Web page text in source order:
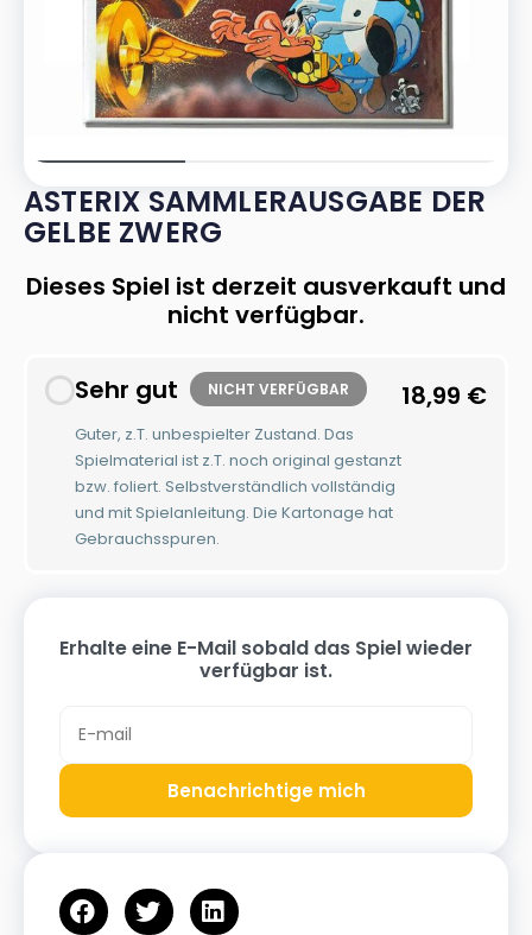
ASTERIX SAMMLERAUSGABE DER
GELBE ZWERG
Dieses Spiel ist derzeit ausverkauft und
nicht verfügbar.
Sehr gut NICHT VERFÜGBAR
Guter, z.T. unbespielter Zustand. Das
Spielmaterial ist z.T. noch original gestanzt
bzw. foliert. Selbstverständlich vollständig
und mit Spielanleitung. Die Kartonage hat
Gebrauchsspuren.
18,99 €
Erhalte eine E-Mail sobald das Spiel wieder
verfügbar ist.
Benachrichtige mich